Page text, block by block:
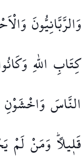
وَالرَّبَّانِيُّونَ
كِتَابِ اللّٰهِ
النَّاسَوَاخْشَوْنِ
قَل۪يلًاۜوَمَنْلَمْ